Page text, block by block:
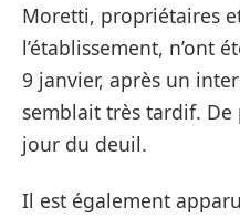
Moretti, propriétaires
l’établissement, n’ont
9 janvier, après un
semblait très tardif. De
jour du deuil.
Il est également